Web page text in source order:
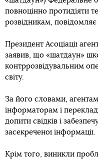
повноцінно протидіяти
розвідникам, повідомляє
Президент Асоціації
заявив, що «шатдаун»
контррозвідувальним
світу.
За його словами,
інформаторам і
допити свідків і
засекреченої інформації.
Крім того, виникли